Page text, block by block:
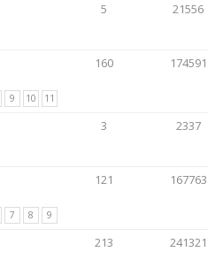
5 21556
9 10 11
160 174591
3 2337
7 8 9
121 167763
213 241321